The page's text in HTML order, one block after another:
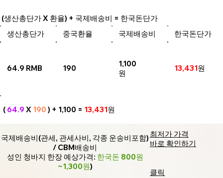
(생산총단가 X 환율) + 국제배송비 = 한국돈단가
64.9 RMB
생산총단가
( 64.9 X 190 ) + 1,100 = 13,431원
국제배송비
중국환율 한국돈단가
1,100
원
190 13,431원
국제배송비(관세, 관세사비, 각종 운송비포함)
/ CBM배송비
성인 청바지 한장 예상가격: 한국돈 800원
~1,300원)
최저가 가격
바로 확인하기
클릭